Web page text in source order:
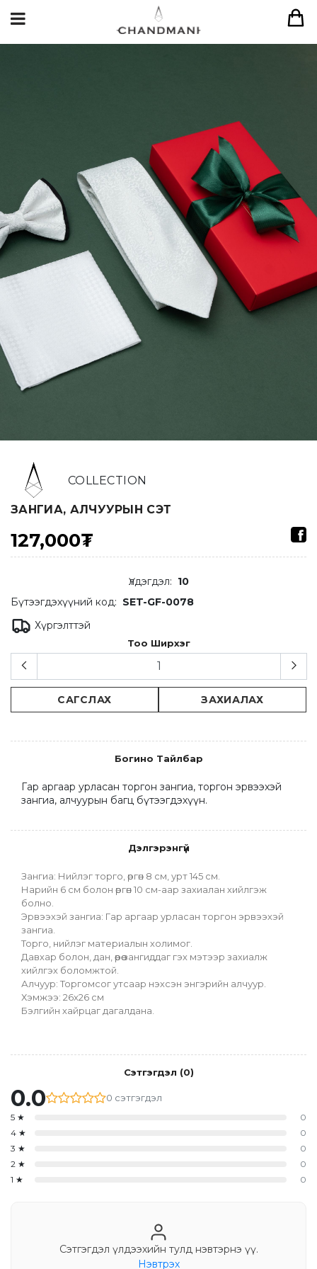
COLLECTION
ЗАНГИА, АЛЧУУРЫН СЭТ
127,000₮
Үлдэгдэл: 10
Бүтээгдэхүүний код: SET-GF-0078
Хүргэлттэй
Тоо Ширхэг
САГСЛАХ ЗАХИАЛАХ
Богино Тайлбар
Гар аргаар урласан торгон зангиа, торгон эрвээхэй
зангиа, алчуурын багц бүтээгдэхүүн.
Дэлгэрэнгүй
Зангиа: Нийлэг торго, өргөн 8 см, урт 145 см.
Нарийн 6 см болон өргөн 10 см-аар захиалан хийлгэж
болно.
Эрвээхэй зангиа: Гар аргаар урласан торгон эрвээхэй
зангиа.
Торго, нийлэг материалын холимог.
Давхар болон, дан, өөрөө зангиддаг гэх мэтээр захиалж
хийлгэх боломжтой.
Алчуур: Торгомсог утсаар нэхсэн энгэрийн алчуур.
Хэмжээ: 26х26 см
Бэлгийн хайрцаг дагалдана.
Сэтгэгдэл (0)
0.0 0 сэтгэгдэл
5 ★
0
4 ★
0
3 ★
0
2 ★
0
1 ★ 0
Сэтгэгдэл үлдээхийн тулд нэвтэрнэ үү.
Нэвтрэх